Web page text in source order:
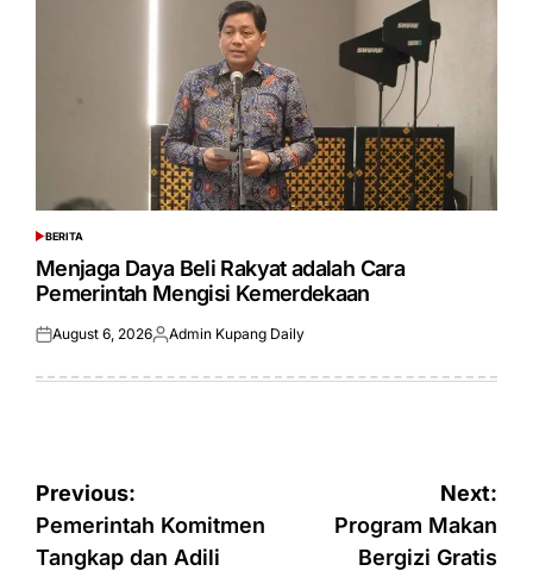
POSTED
IN
BERITA
Menjaga Daya Beli Rakyat adalah Cara
Pemerintah Mengisi Kemerdekaan
Posted
August 6, 2026Posted
Admin Kupang Daily
Post
navigation
Previous:
Pemerintah Komitmen
Tangkap dan Adili
Next:
Program Makan
Bergizi Gratis